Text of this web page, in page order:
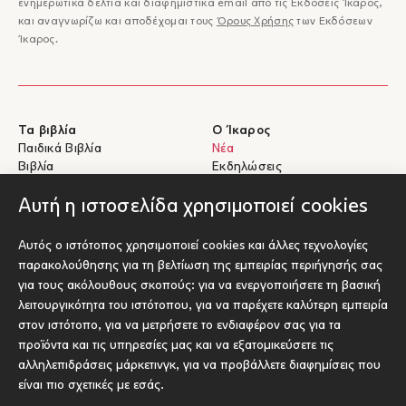
Αυτή η ιστοσελίδα χρησιμοποιεί cookies
Αυτός ο ιστότοπος χρησιμοποιεί cookies και άλλες τεχνολογίες
παρακολούθησης για τη βελτίωση της εμπειρίας περιήγησής σας
για τους ακόλουθους σκοπούς: για να ενεργοποιήσετε τη βασική
λειτουργικότητα του ιστότοπου, για να παρέχετε καλύτερη εμπειρία
στον ιστότοπο, για να μετρήσετε το ενδιαφέρον σας για τα
προϊόντα και τις υπηρεσίες μας και να εξατομικεύσετε τις
αλληλεπιδράσεις μάρκετινγκ, για να προβάλλετε διαφημίσεις που
είναι πιο σχετικές με εσάς.
ενημερωτικά δελτία και διαφημιστικά email από τις Εκδόσεις Ίκαρος,
και αναγνωρίζω και αποδέχομαι τους Όρους Χρήσης των Εκδόσεων
Ίκαρος.
Τα βιβλία
Παιδικά Βιβλία
Βιβλία
Ο Ίκαρος
Νέα
Εκδηλώσεις
Βοήθεια
Αποστολές & Επιστροφές
Πληρωμές & Ασφάλεια
Σχετικά με τα eBooks
Επικοινωνία
Για Συγγραφείς
Υποβολή έργου προς έκδοση
Socials